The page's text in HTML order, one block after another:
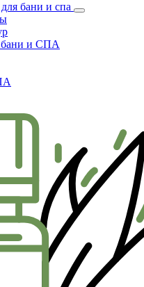
для бани и спа
бани и СПА